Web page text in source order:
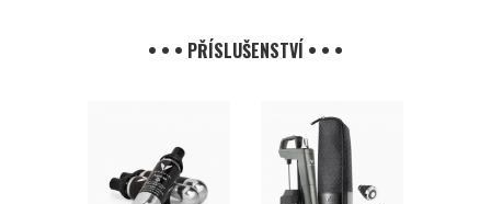
• • • PŘÍSLUŠENSTVÍ • • •